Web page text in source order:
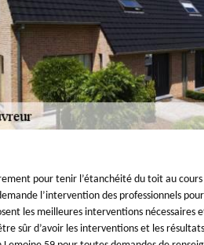
pour tenir l’étanchéité du toit au cours
l’intervention des professionnels
les meilleures interventions nécessaires
sûr d’avoir les interventions et les